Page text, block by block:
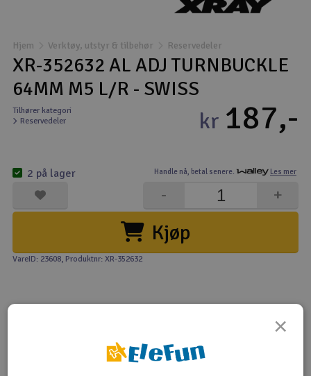
Droner
Droner for FPV
Fly
Helikopter
Kamerautstyr
Modellbygging, LEGO & byggesett
Modelljernbane
Motor & tilbehør
Hjem Verktøy, utstyr & tilbehør Reservedeler
XR-352632 AL ADJ TURNBUCKLE
64MM M5 L/R - SWISS
Tilhører kategori
Reservedeler
Handle nå, betal senere. Les mer
kr 187,-
Kjøp
+
-
2 på lager
VareID: 23608, Produktnr: XR-352632
Tips en venn Anmeldelser
×